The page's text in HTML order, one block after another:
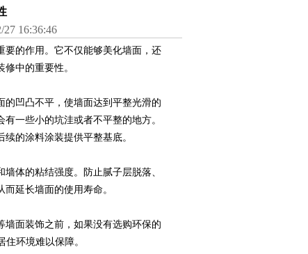
16:36:46
要的作用。它不仅能够美化墙面，还
中的重要性。
凹凸不平，使墙面达到平整光滑的
一些小的坑洼或者不平整的地方。
的涂料涂装提供平整基底。
体的粘结强度。防止腻子层脱落、
延长墙面的使用寿命。
面装饰之前，如果没有选购环保的
环境难以保障。